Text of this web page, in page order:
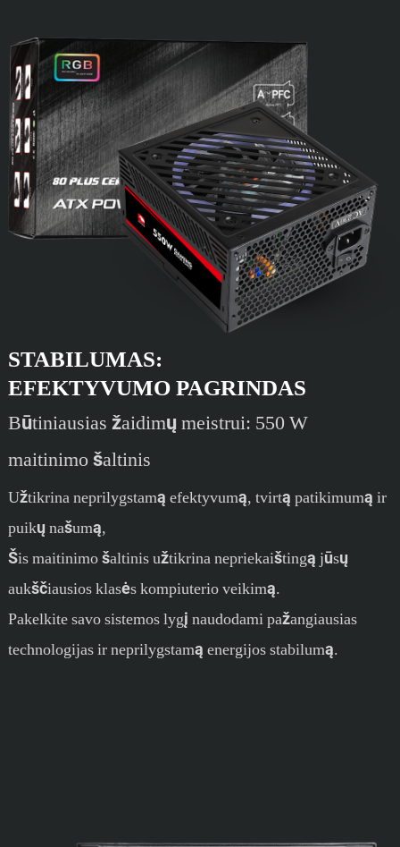
STABILUMAS:
EFEKTYVUMO PAGRINDAS
Būtiniausias žaidimų meistrui: 550 W
maitinimo šaltinis
Užtikrina neprilygstamą efektyvumą, tvirtą patikimumą ir
puikų našumą,
Šis maitinimo šaltinis užtikrina nepriekaištingą jūsų
aukščiausios klasės kompiuterio veikimą.
Pakelkite savo sistemos lygį naudodami pažangiausias
technologijas ir neprilygstamą energijos stabilumą.